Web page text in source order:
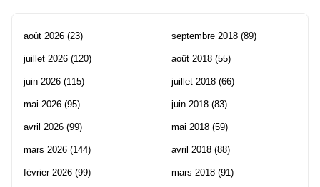
août 2026 (23)
juillet 2026 (120)
juin 2026 (115)
mai 2026 (95)
avril 2026 (99)
mars 2026 (144)
février 2026 (99)
septembre 2018 (89)
août 2018 (55)
juillet 2018 (66)
juin 2018 (83)
mai 2018 (59)
avril 2018 (88)
mars 2018 (91)